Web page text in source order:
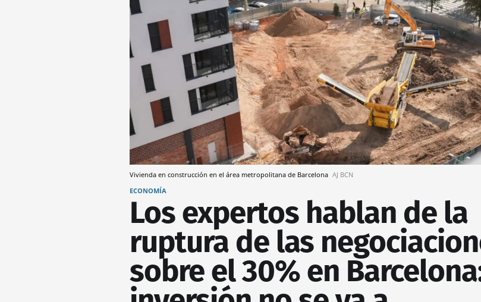
Vivienda en construcción en el área metropolitana de Barcelona AJ BCN
ECONOMÍA
Los expertos hablan de la
ruptura de las
sobre el 30% en